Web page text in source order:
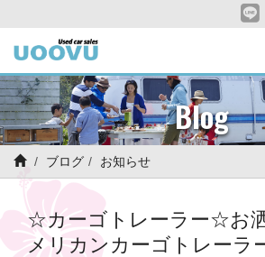
Blog
ブログ お知らせ
☆カーゴトレーラー☆お
メリカンカーゴトレー